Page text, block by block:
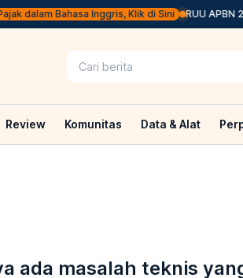
dalam Bahasa Inggris, Klik di Sini RUU APBN
Review Komunitas Data & Alat
ada masalah teknis